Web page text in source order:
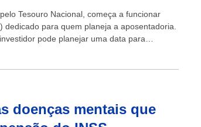
Tesouro Nacional, começa a funcionar
dedicado para quem planeja a aposentadoria.
pode planejar uma data para
doenças mentais que